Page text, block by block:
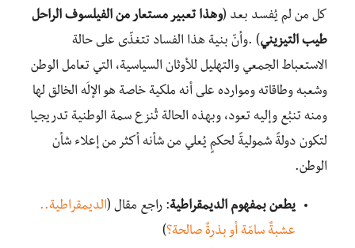
كل من لم يُفسد بعد (وهذا تعبير مستعار من الفيلسوف الراحل
طيب التيزيني) .وأنّ بنية هذا الفساد تتغذّى على حالة
الاستعباط الجمعي والتهليل للأوثان السياسية، التي تعامل الوطن
وشعبه وطاقاته وموارده على أنه ملكية خاصة هو الإلَه الخالق لها
ومنه تنبُع وإليه تعود، وبهذه الحالة تُنزع سمة الوطنية تدريجيا
لتكون دولةً شموليةً لحكمٍ يُعلي من شأنه أكثر من إعلاء شأن
الوطن.
يطعن بمفهوم الديمقراطية: راجع مقال (الديمقراطية..
عشبةٌ سامّة أو بذرةٌ صالحة؟)